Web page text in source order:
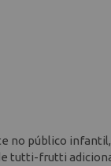
no público
tutti-frutti